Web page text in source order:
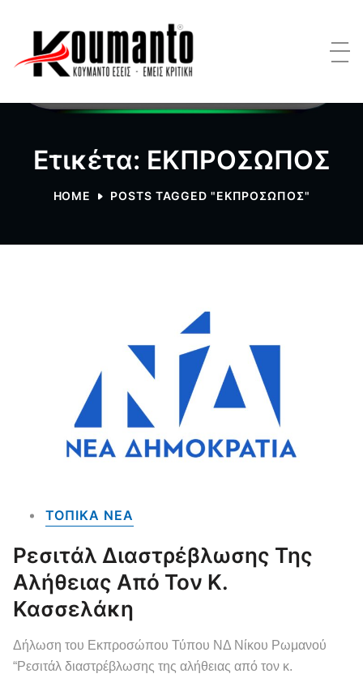
Ετικέτα: ΕΚΠΡΟΣΩΠΟΣ
HOME POSTS TAGGED "ΕΚΠΡΟΣΩΠΟΣ"
ΤΟΠΙΚΑ NEA
Ρεσιτάλ Διαστρέβλωσης Της
Αλήθειας Από Τον Κ.
Κασσελάκη
Δήλωση του Εκπροσώπου Τύπου ΝΔ Νίκου Ρωμανού
“Ρεσιτάλ διαστρέβλωσης της αλήθειας από τον κ.